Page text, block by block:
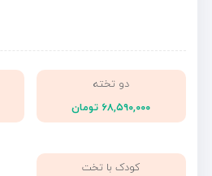
دو تخته
۶۸,۵۹۰,۰۰۰ تومان
کودک با تخت